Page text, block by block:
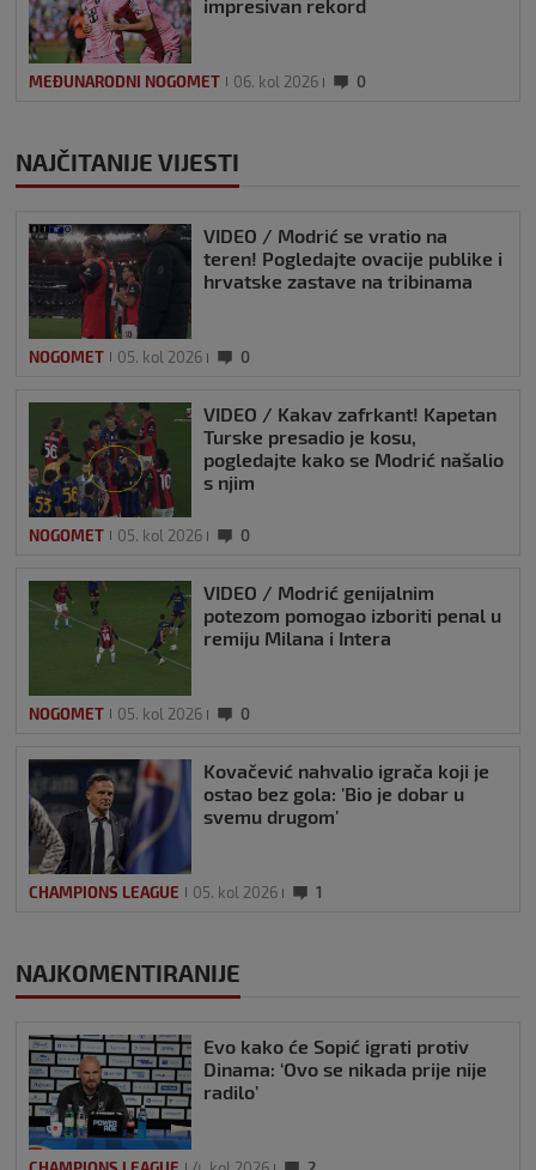
impresivan rekord
MEĐUNARODNI NOGOMET 06. kol 2026 0
NAJČITANIJE VIJESTI
VIDEO / Modrić se vratio na
teren! Pogledajte ovacije publike i
hrvatske zastave na tribinama
NOGOMET 05. kol 2026 0
VIDEO / Kakav zafrkant! Kapetan
Turske presadio je kosu,
pogledajte kako se Modrić našalio
s njim
NOGOMET 05. kol 2026 0
VIDEO / Modrić genijalnim
potezom pomogao izboriti penal u
remiju Milana i Intera
NOGOMET 05. kol 2026 0
Kovačević nahvalio igrača koji je
ostao bez gola: 'Bio je dobar u
svemu drugom'
CHAMPIONS LEAGUE 05. kol 2026 1
NAJKOMENTIRANIJE
Evo kako će Sopić igrati protiv
Dinama: ‘Ovo se nikada prije nije
radilo’